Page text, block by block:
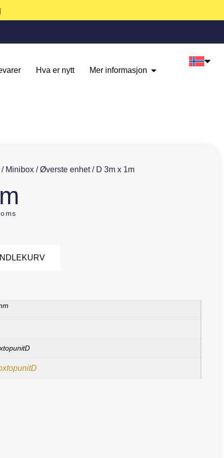
Hva er nytt Mer informasjon
/ Minibox /Øverste enhet/ D 3m x 1m